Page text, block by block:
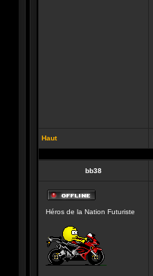
Haut
bb38
ligne
Héros de la Nation Futuriste